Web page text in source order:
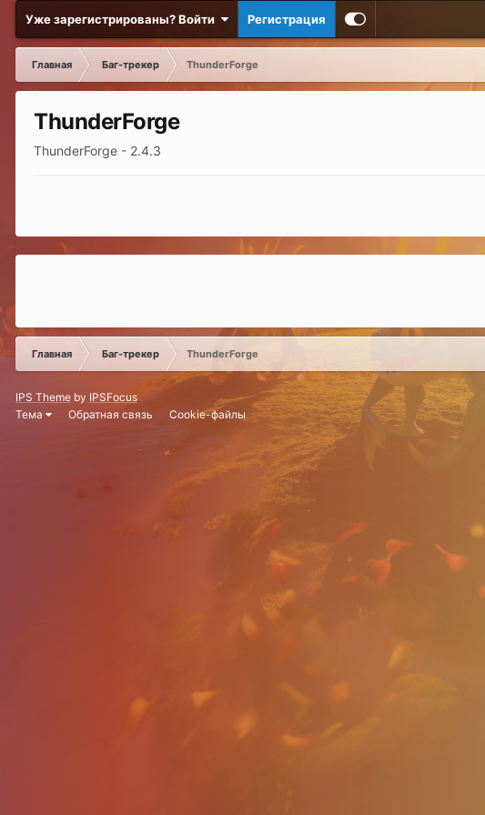
Уже зарегистрированы? Войти Регистрация
Главная Баг-трекер ThunderForge
ThunderForge
ThunderForge - 2.4.3
Главная Баг-трекер ThunderForge
IPS Theme by IPSFocus
Тема
Обратная связь Cookie-файлы